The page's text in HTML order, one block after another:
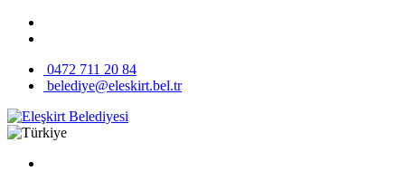
0472 711 20 84
belediye@eleskirt.bel.tr